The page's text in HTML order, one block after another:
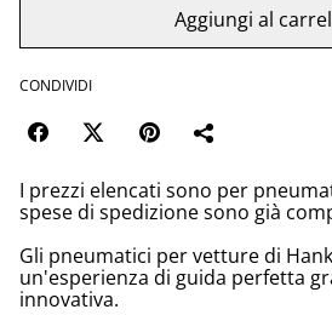
Aggiungi al
CONDIVIDI
I prezzi elencati sono per
spese di spedizione sono già
Gli pneumatici per vetture di
un'esperienza di guida perfetta
innovativa.